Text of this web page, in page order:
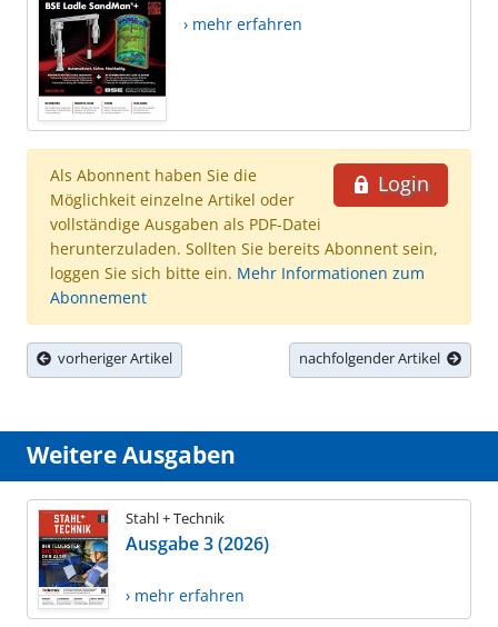
› mehr erfahren
Login
Als Abonnent haben Sie die
Möglichkeit einzelne Artikel oder
vollständige Ausgaben als PDF-Datei
herunterzuladen. Sollten Sie bereits Abonnent sein,
loggen Sie sich bitte ein. Mehr Informationen zum
Abonnement
vorheriger Artikel nachfolgender Artikel
Weitere Ausgaben
Stahl + Technik
Ausgabe 3 (2026)
› mehr erfahren